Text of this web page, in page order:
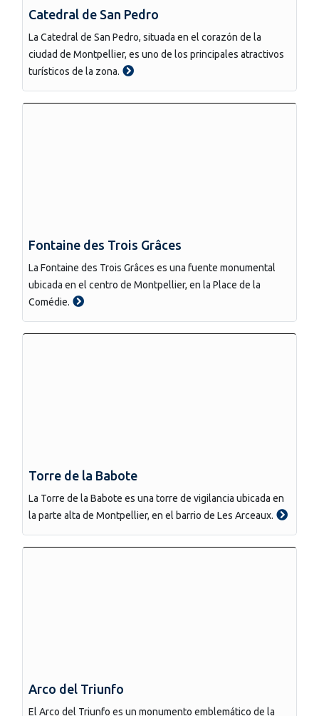
Catedral de San Pedro
La Catedral de San Pedro, situada en el corazón de la
ciudad de Montpellier, es uno de los principales atractivos
turísticos de la zona.
Fontaine des Trois Grâces
La Fontaine des Trois Grâces es una fuente monumental
ubicada en el centro de Montpellier, en la Place de la
Comédie.
Torre de la Babote
La Torre de la Babote es una torre de vigilancia ubicada en
la parte alta de Montpellier, en el barrio de Les Arceaux.
Arco del Triunfo
El Arco del Triunfo es un monumento emblemático de la